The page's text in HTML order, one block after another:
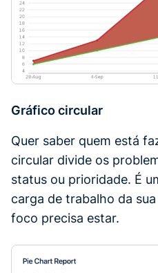
Gráfico circular
Quer saber quem está
circular divide os
status ou prioridade. É
carga de trabalho da
foco precisa estar.